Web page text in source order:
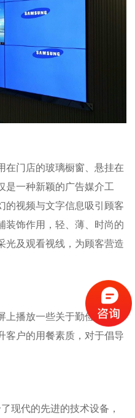
在门店的玻璃橱窗、悬挂在
是一种新颖的广告媒介工
的视频与文字信息吸引顾客
装饰作用，轻、薄、时尚的
光及观看视线，为顾客营造
上播放一些关于勤俭节约的
客户的用餐素质，对于倡导
现代的先进的技术设备，